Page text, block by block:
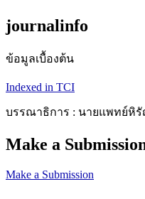
journalinfo
ข้อมูลเบื้องต้น
Indexed in TCI
บรรณาธิการ : นายแพทย์หิ
Make a
Make a Submission